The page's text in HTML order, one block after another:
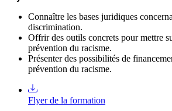
Connaître les bases juridiques
discrimination.
Offrir des outils concrets pour mettre
prévention du racisme.
Présenter des possibilités de
prévention du racisme.
Flyer de la formation